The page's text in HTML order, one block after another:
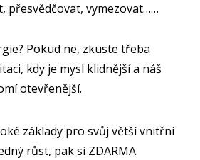
přesvědčovat, vymezovat……
Pokud ne, zkuste třeba
kdy je mysl klidnější a náš
otevřenější.
základy pro svůj větší vnitřní
růst, pak si ZDARMA